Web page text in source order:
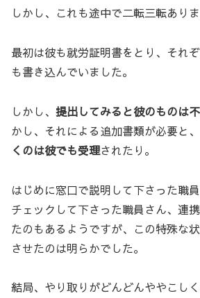
しかし、これも途中で二転三転ありま
最初は彼も就労証明書をとり、それ
も書き込んでいました。
しかし、 提出してみると彼のものは
かし、それによる追加書類が必要と
くのは彼でも受理されたり。
はじめに窓口で説明して下さった職
チェックして下さった職員さん、連
たのもあるようですが、この特殊な
させたのは明らかでした。
結局、やり取りがどんどんややこし